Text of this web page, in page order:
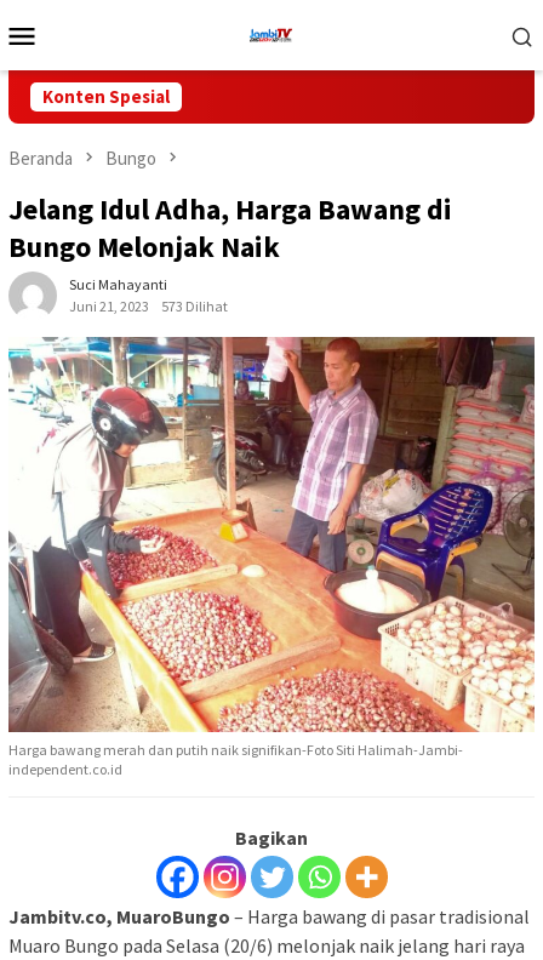
ke
Mobile
Konten Spesial
Beranda Bungo
Jelang Idul Adha, Harga Bawang di
Bungo Melonjak Naik
Suci Mahayanti
Juni 21, 2023
573 Dilihat
Harga bawang merah dan putih naik signifikan-Foto Siti Halimah-Jambi-
independent.co.id
Bagikan
Jambitv.co, MuaroBungo – Harga bawang di pasar tradisional
Muaro Bungo pada Selasa (20/6) melonjak naik jelang hari raya